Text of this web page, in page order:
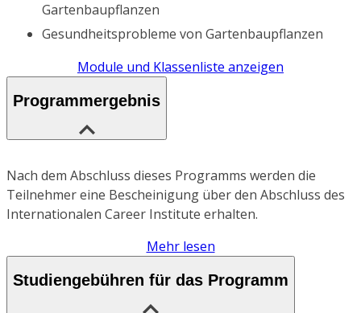
Gartenbaupflanzen
Gesundheitsprobleme von Gartenbaupflanzen
Module und Klassenliste anzeigen
Programmergebnis
Nach dem Abschluss dieses Programms werden die
Teilnehmer eine Bescheinigung über den Abschluss des
Internationalen Career Institute erhalten.
Mehr lesen
Studiengebühren für das Programm